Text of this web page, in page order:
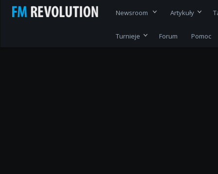
Newsroom Artykuły
Turnieje Forum Pomoc